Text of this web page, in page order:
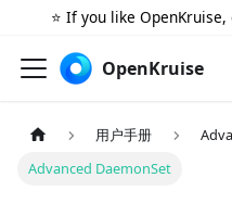
⭐️ If you like
OpenKruise
用户手册
Advanced DaemonSet